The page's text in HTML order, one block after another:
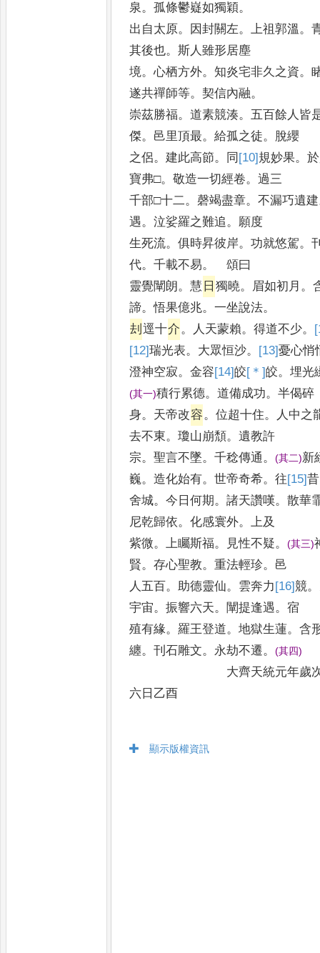
泉。孤條鬱嶷如獨穎。
出自太原。 因封關左。上祖郭溫。
其後也。斯人雖形居塵
境。心栖方外。知炎宅非久之資。
遂共禪師等。契信內融。
崇茲勝福。道素競湊。五百餘人皆
傑。 邑里頂最。給孤之徒。 脫纓
之侶。建此高節。 同 [10] 規妙果。
寶弗□。敬造一切經卷。過三
千部□十二。磬竭盡章。不漏巧遺建
遇。泣娑羅之難追。 願度
生死流。俱時昇彼岸。功就悠駕。
代。千載不易。
頌曰
靈覺闡朗。慧 日 獨曉。 眉如初月 。
諦。悟果億兆。一坐說法。
刦 逕十介。 人天蒙賴。得道不少。
[12]瑞光表。 大眾恒沙。 [13]憂心悄
澄神空寂。金容[14]皎[＊]皎。埋光
(其一)積行累德。道備成功。半偈碎
身。 天帝改容。位超十住。
人中之
去不東。瓊山崩頹。遺教許
宗。聖言不墜。千稔傳通。(其二)新
巍。造化始有。世帝奇希。往[15]昔
舍城。今日何期。諸天讚嘆。散華
尼乾歸依。化感寰外。上及
紫微。上矚斯福。 見性不疑。(其三)
賢。存心聖教。重法輕珍。 邑
人五百 。助德靈仙。 雲奔力 [16]競。
宇宙。振響六天。 闡提逢遇。宿
殖有緣。羅王登道。地獄生蓮。含
纏。刊石雕文。 永劫不遷。(其四)
大齊天統元年歲次大
六日乙酉
顯示版權資訊